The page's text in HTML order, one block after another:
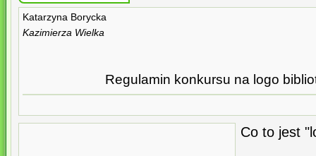
Katarzyna Borycka
Kazimierza Wielka
Regulamin konkursu na logo
Co to jest